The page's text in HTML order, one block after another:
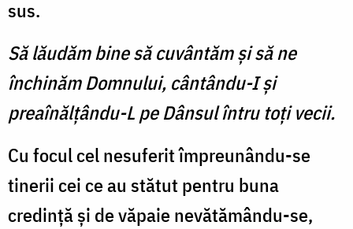
sus.
Să lăudăm bine să cuvântăm şi să ne
închinăm Domnului, cântându-I şi
preaînălţându-L pe Dânsul întru toţi vecii.
Cu focul cel nesuferit împreunându-se
tinerii cei ce au stătut pentru buna
credinţă şi de văpaie nevătămându-se,